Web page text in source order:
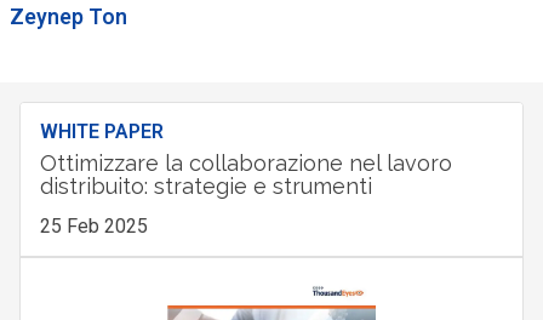
Zeynep Ton
WHITE PAPER
Ottimizzare la collaborazione nel lavoro
distribuito: strategie e strumenti
25 Feb 2025